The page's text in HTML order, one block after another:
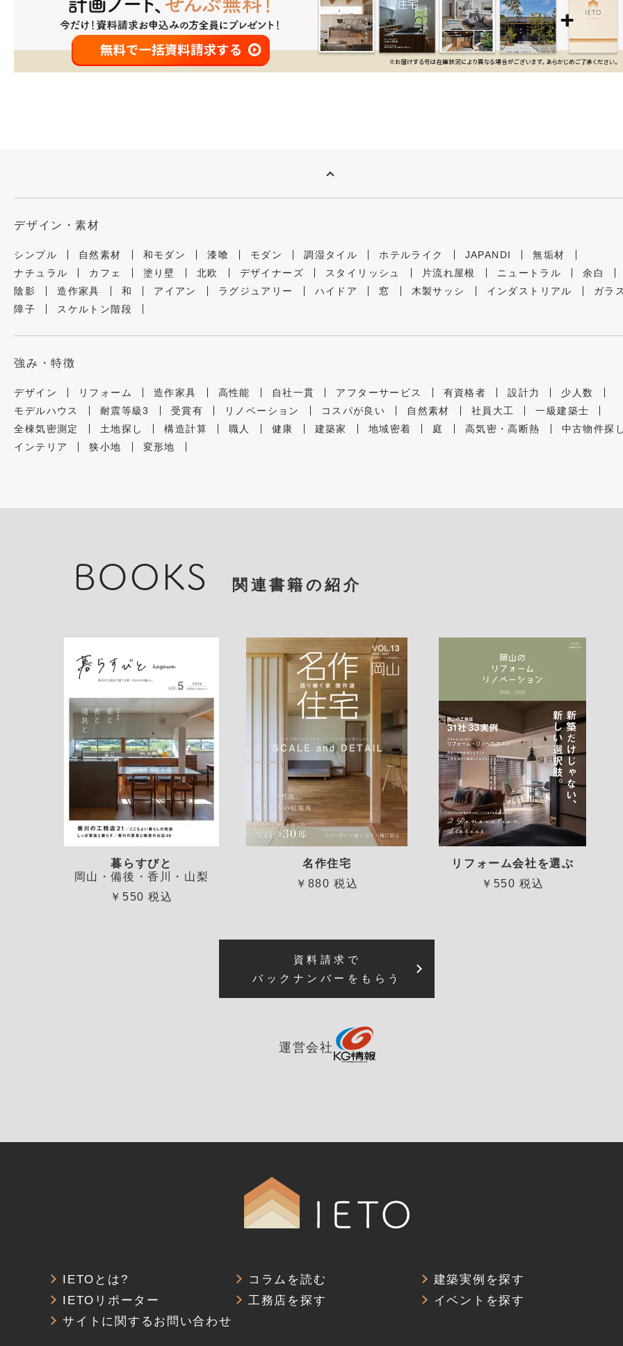
デザイン・素材
シンプル 自然素材 和モダン 漆喰 モダン 調湿タイル ホテルライク JAPANDI
無垢材
ナチュラル
カフェ 塗り壁 北欧 デザイナーズ スタイリッシュ 片流れ屋根 ニュートラル
余白
陰影
造作家具 和 アイアン ラグジュアリー ハイドア 窓 木製サッシ インダストリアル
ガラ
障子
スケルトン階段
強み・特徴
デザイン リフォーム 造作家具 高性能 自社一貫 アフターサービス 有資格者 設計力
少人数
モデルハウス
耐震等級3 受賞有 リノベーション コスパが良い 自然素材 社員大工
一級建築士
全棟気密測定
土地探し 構造計算 職人 健康 建築家 地域密着 庭 高気密・高断熱
中古物件探
インテリア
狭小地 変形地
関連書籍の紹介
暮らすびと
岡山・備後・香川・山梨
￥550 税込
名作住宅
￥880 税込
リフォーム会社を選ぶ
￥550 税込
資料請求で
バックナンバーをもらう
運営会社
IETOとは? コラムを読む
建築実例を探す
IETOリポーター
工務店を探す
イベントを探す
サイトに関するお問い合わせ